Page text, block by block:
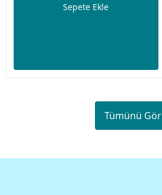
Sepete Ekle
Tümünü Gör